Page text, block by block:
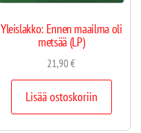
Yleislakko: Ennen maailma oli
metsää (LP)
21,90€
Lisää ostoskoriin